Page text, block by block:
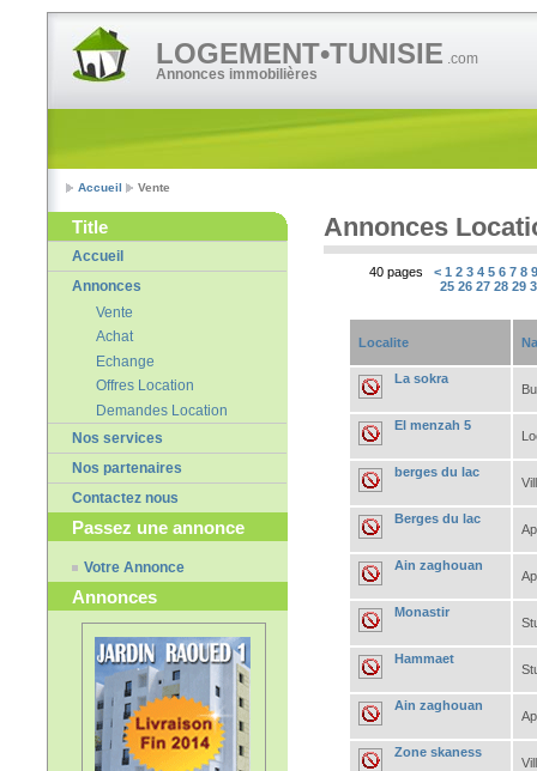
LOGEMENT•TUNISIE .com
Annonces immobilières
Accueil Vente
Title
Accueil
Annonces
Vente
Achat
Echange
Offres Location
Demandes Location
Nos services
Nos partenaires
Contactez nous
Passez une annonce
Votre Annonce
Annonces
Annonces
40 pages < 1 2 3 4 5 6 7 8
25 26 27 28 29
Localite
La sokra
El menzah 5
berges du lac
Berges du lac
Ain zaghouan
Monastir
Hammaet
Ain zaghouan
Zone skaness